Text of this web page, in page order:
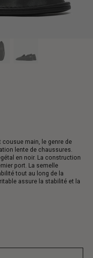
main, le genre de
lente de chaussures.
en noir. La construction
port. La semelle
tout au long de la
assure la stabilité et la